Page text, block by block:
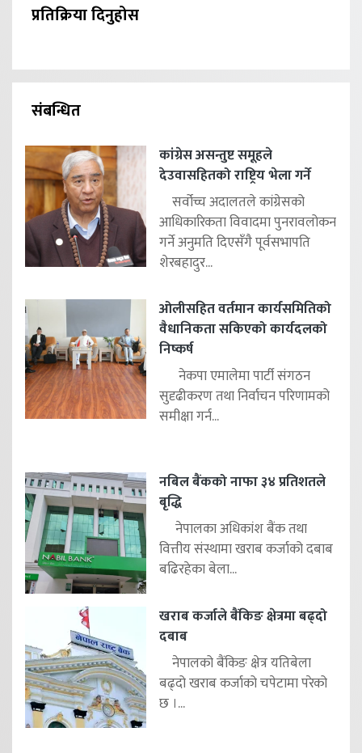
प्रतिक्रिया दिनुहोस
संबन्धित
कांग्रेस असन्तुष्ट समूहले
देउवासहितको राष्ट्रिय भेला गर्ने
सर्वोच्च अदालतले कांग्रेसको
आधिकारिकता विवादमा पुनरावलोकन
गर्ने अनुमति दिएसँगै पूर्वसभापति
शेरबहादुर...
ओलीसहित वर्तमान कार्यसमितिको
वैधानिकता सकिएको कार्यदलको
निष्कर्ष
नेकपा एमालेमा पार्टी संगठन
सुदृढीकरण तथा निर्वाचन परिणामको
समीक्षा गर्न...
नबिल बैंकको नाफा ३४ प्रतिशतले
बृद्धि
नेपालका अधिकांश बैंक तथा
वित्तीय संस्थामा खराब कर्जाको दबाब
बढिरहेका बेला...
खराब कर्जाले बैंकिङ क्षेत्रमा बढ्दो
दबाब
नेपालको बैंकिङ क्षेत्र यतिबेला
बढ्दो खराब कर्जाको चपेटामा परेको
छ ।...